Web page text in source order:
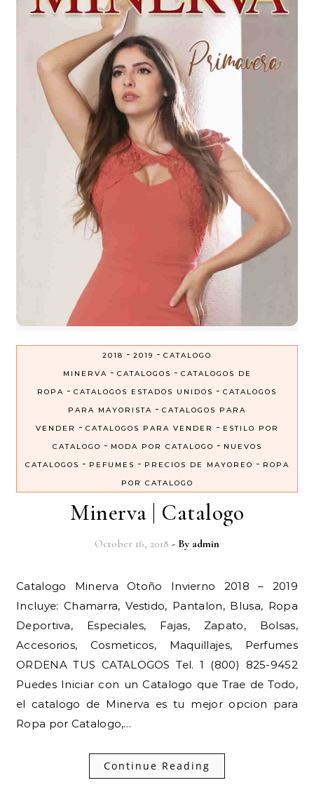
2018 - 2019 - CATALOGO
MINERVA - CATALOGOS - CATALOGOS DE
ROPA - CATALOGOS ESTADOS UNIDOS - CATALOGOS
PARA MAYORISTA - CATALOGOS PARA
VENDER
- CATALOGOS PARA VENDER - ESTILO POR
CATALOGO - MODA POR CATALOGO - NUEVOS
CATALOGOS - PEFUMES - PRECIOS DE MAYOREO - ROPA
POR CATALOGO
Minerva | Catalogo
October 16, 2018 - By admin
Catalogo Minerva Otoño Invierno 2018 – 2019
Incluye: Chamarra, Vestido, Pantalon, Blusa, Ropa
Deportiva, Especiales, Fajas, Zapato, Bolsas,
Accesorios, Cosmeticos, Maquillajes, Perfumes
ORDENA TUS CATALOGOS Tel. 1 (800) 825-9452
Puedes Iniciar con un Catalogo que Trae de Todo,
el catalogo de Minerva es tu mejor opcion para
Ropa por Catalogo,…
Continue Reading